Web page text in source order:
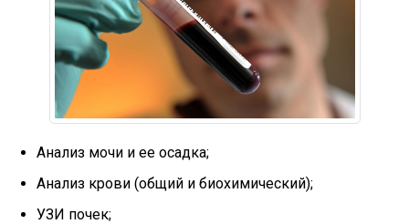
Анализ мочи и ее осадка;
Анализ крови (общий и биохимический);
УЗИ почек;